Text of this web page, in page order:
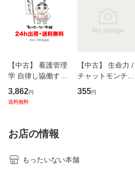
【中古】 看護管理
学 自律し協働する
専門職の看護マネ
ジメントスキル 改
恵 藤本幸三 / 南江
堂 [単行
3,862円
送料無料
【中古】 生命力 /
チャットモンチー /
キューンレコード
[CD]【メール便送
355円
お店の情報
もったいない本舗